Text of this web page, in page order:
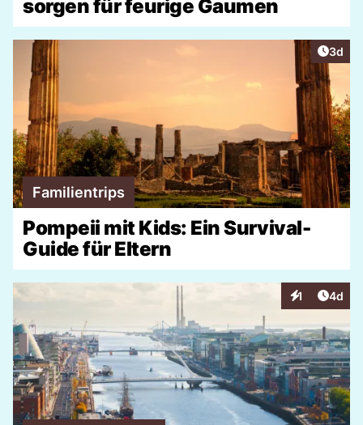
sorgen für feurige Gaumen
3d
Familientrips
Pompeii mit Kids: Ein Survival-
Guide für Eltern
1
Interaktionen
4d